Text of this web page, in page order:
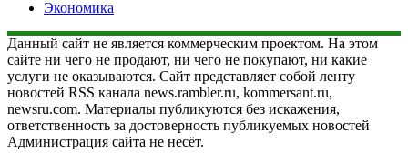
Экономика
Данный сайт не является коммерческим проектом. На этом
сайте ни чего не продают, ни чего не покупают, ни какие
услуги не оказываются. Сайт представляет собой ленту
новостей RSS канала news.rambler.ru, kommersant.ru,
newsru.com. Материалы публикуются без искажения,
ответственность за достоверность публикуемых новостей
Администрация сайта не несёт.